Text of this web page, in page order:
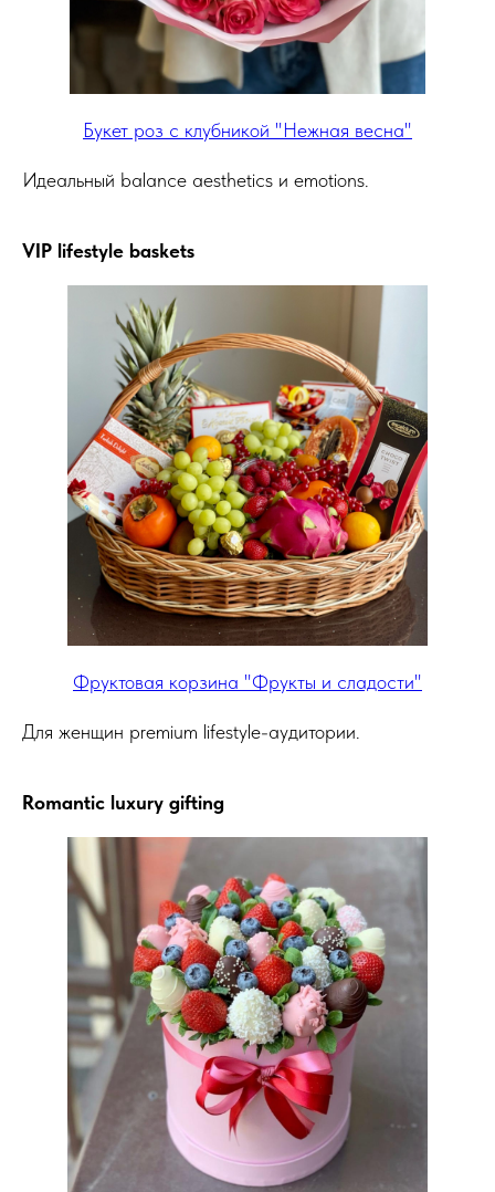
Букет роз с клубникой "Нежная весна"
Идеальный balance aesthetics и emotions.
VIP lifestyle baskets
Фруктовая корзина "Фрукты и сладости"
Для женщин premium lifestyle-аудитории.
Romantic luxury gifting